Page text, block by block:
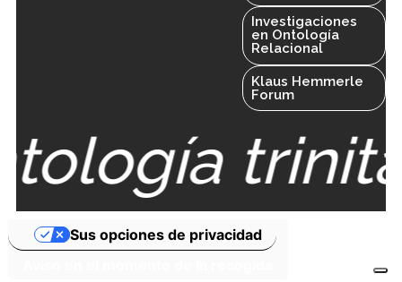
Investigaciones
en Ontología
Relacional
Klaus Hemmerle
Forum
Sus opciones de privacidad